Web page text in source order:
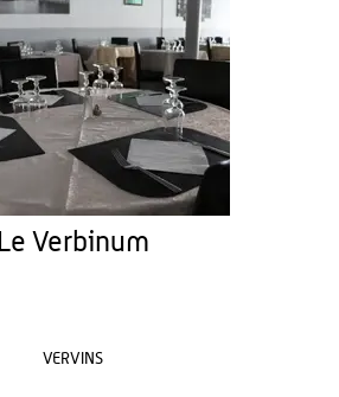
Le Verbinum
VERVINS